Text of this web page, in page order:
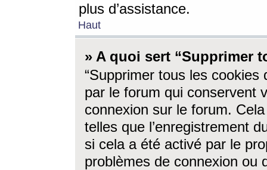
plus d’assistance.
Haut
» A quoi sert “Supprimer
“Supprimer tous les cookies
par le forum qui conservent
connexion sur le forum.
telles que l’enregistrement
si cela a été activé par le
problèmes de connexion ou